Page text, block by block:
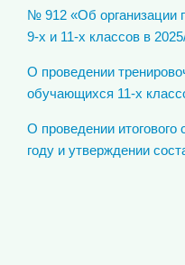
№ 912 «Об организации
9-х и 11-х классов в
О проведении
обучающихся 11-х
О проведении
году и утверждении